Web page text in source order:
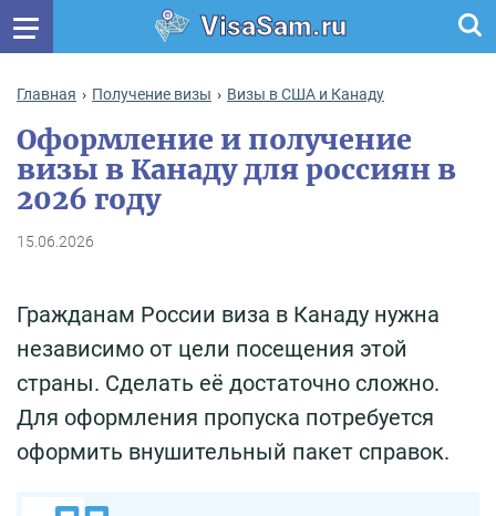
VisaSam.ru
Главная Получение визы Визы в США и Канаду
Оформление и получение
визы в Канаду для россиян в
2026 году
15.06.2026
Гражданам России виза в Канаду нужна
независимо от цели посещения этой
страны. Сделать её достаточно сложно.
Для оформления пропуска потребуется
оформить внушительный пакет справок.